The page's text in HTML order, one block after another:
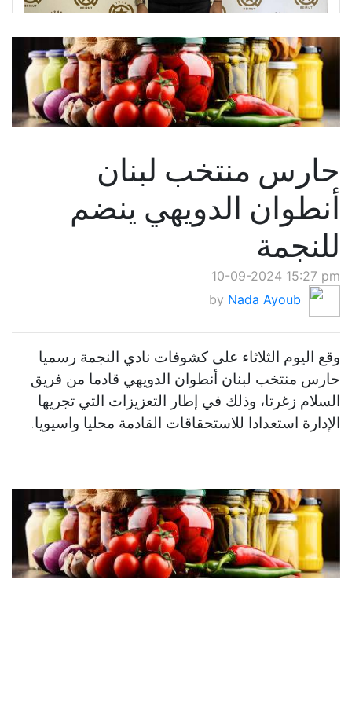
حارس منتخب لبنان
أنطوان الدويهي ينضم
للنجمة
10-09-2024 15:27 pm
by Nada Ayoub
وقع اليوم الثلاثاء على كشوفات نادي النجمة رسميا
حارس منتخب لبنان أنطوان الدويهي قادما من فريق
السلام زغرتا، وذلك في إطار التعزيزات التي تجريها
الإدارة استعدادا للاستحقاقات القادمة محليا واسيويا.